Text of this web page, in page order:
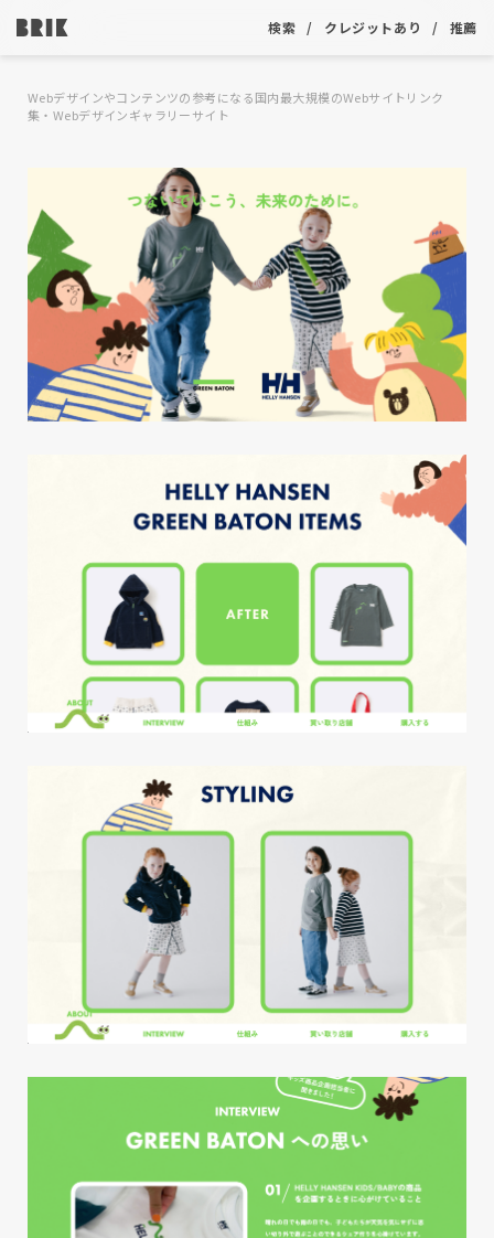
検索 クレジットあり 推薦
Webデザインやコンテンツの参考になる国内最大規模のWebサイトリンク
集・Webデザインギャラリーサイト